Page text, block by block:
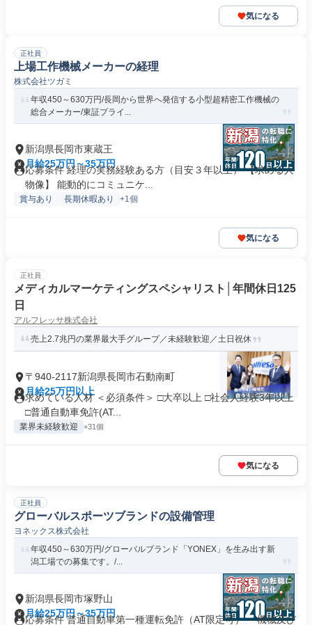
気になる
正社員
上場工作機械メーカーの経理
株式会社ツガミ
年収450～630万円/長岡から世界へ発信する小型超精密工作機械の
総合メーカー/東証プライ...
新潟県長岡市東蔵王
月給25万円～35万円
応募条件 経理の実務経験ある方（目安３年以上） 【求める人
物像】 能動的にコミュニケ...
賞与あり 長期休暇あり +1個
気になる
正社員
メディカルマーケティングスペシャリスト│年間休日125
日
アルフレッサ株式会社
売上2.7兆円の業界最大手グループ／未経験歓迎／土日祝休
〒940-2117新潟県長岡市石動南町
月給25万円以上
求めている人材 ＜必須条件＞ □大卒以上 □社会人経験3年以上
□普通自動車免許(AT...
業界未経験歓迎 +31個
気になる
正社員
グローバルスポーツブランドの設備管理
ヨネックス株式会社
年収450～630万円/グローバルブランド「YONEX」を生み出す新
潟工場での募集です。/...
新潟県長岡市塚野山
月給25万円～35万円
応募条件 普通自動車第一種運転免許（AT限定可） ・機械及び